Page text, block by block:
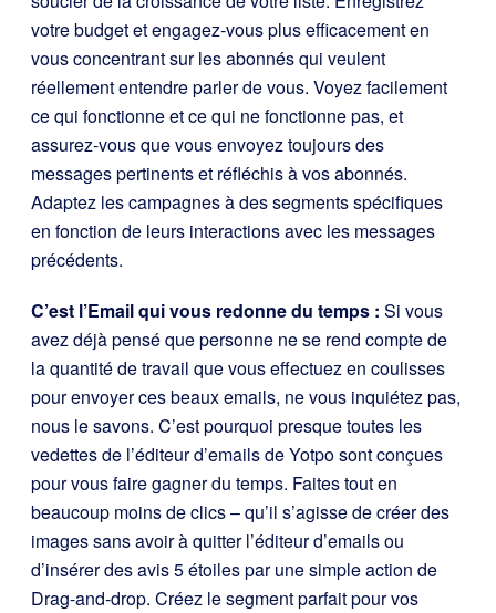
votre budget et engagez-vous plus efficacement en
vous concentrant sur les abonnés qui veulent
réellement entendre parler de vous. Voyez facilement
ce qui fonctionne et ce qui ne fonctionne pas, et
assurez-vous que vous envoyez toujours des
messages pertinents et réfléchis à vos abonnés.
Adaptez les campagnes à des segments spécifiques
en fonction de leurs interactions avec les messages
précédents.
C’est l’Email qui vous redonne du temps : Si vous
avez déjà pensé que personne ne se rend compte de
la quantité de travail que vous effectuez en coulisses
pour envoyer ces beaux emails, ne vous inquiétez pas,
nous le savons. C’est pourquoi presque toutes les
vedettes de l’éditeur d’emails de Yotpo sont conçues
pour vous faire gagner du temps. Faites tout en
beaucoup moins de clics – qu’il s’agisse de créer des
images sans avoir à quitter l’éditeur d’emails ou
d’insérer des avis 5 étoiles par une simple action de
Drag-and-drop. Créez le segment parfait pour vos